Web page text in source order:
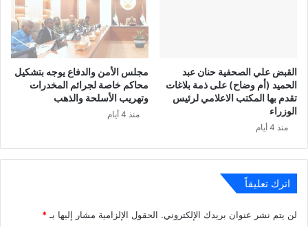
القبض علي الصحفية حنان عبد
الحميد (أم وضاح) على ذمة بلاغات
تقدم بها المكتب الاعلامي لرئيس
الوزراء
منذ 4 أيام
مجلس الأمن والدفاع يوجه بتشكيل
محاكم خاصة لجرائم المخدرات
وتهريب الأسلحة والذهب
منذ 4 أيام
اترك تعليقاً
لن يتم نشر عنوان بريدك الإلكتروني. الحقول الإلزامية مشار إليها بـ*